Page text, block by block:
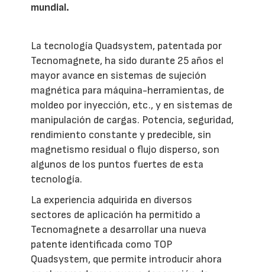
mundial.
La tecnología Quadsystem, patentada por
Tecnomagnete, ha sido durante 25 años el
mayor avance en sistemas de sujeción
magnética para máquina-herramientas, de
moldeo por inyección, etc., y en sistemas de
manipulación de cargas. Potencia, seguridad,
rendimiento constante y predecible, sin
magnetismo residual o flujo disperso, son
algunos de los puntos fuertes de esta
tecnología.
La experiencia adquirida en diversos
sectores de aplicación ha permitido a
Tecnomagnete a desarrollar una nueva
patente identificada como TOP
Quadsystem, que permite introducir ahora